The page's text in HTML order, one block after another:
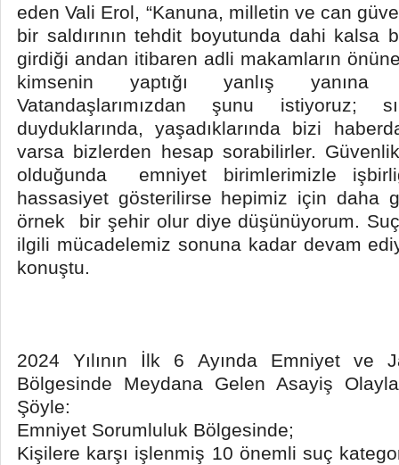
eden Vali Erol, “Kanuna, milletin ve can
bir saldırının tehdit boyutunda dahi kalsa
girdiği andan itibaren adli makamların
kimsenin yaptığı yanlış yanına
Vatandaşlarımızdan şunu istiyoruz;
duyduklarında, yaşadıklarında bizi
varsa bizlerden hesap sorabilirler.
olduğunda emniyet birimlerimizle
hassasiyet gösterilirse hepimiz için daha
örnek bir şehir olur diye düşünüyorum.
ilgili mücadelemiz sonuna kadar devam
konuştu.
2024 Yılının İlk 6 Ayında Emniyet ve
Bölgesinde Meydana Gelen Asayiş
Şöyle:
Emniyet Sorumluluk Bölgesinde;
Kişilere karşı işlenmiş 10 önemli suç